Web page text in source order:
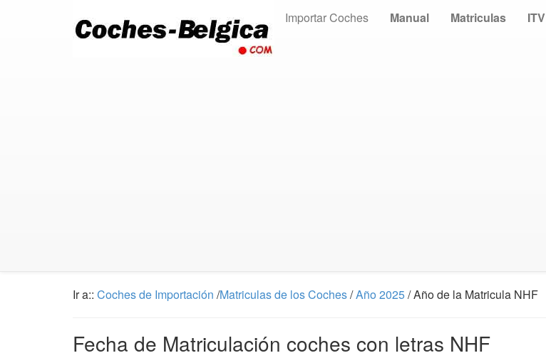
Importar Coches Manual Matriculas ITV
Ir a:: Coches de Importación /Matriculas de los Coches/Año 2025/ Año de la Matricula NHF
Fecha de Matriculación coches con letras NHF